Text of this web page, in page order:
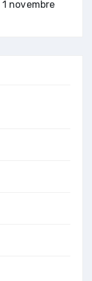
1 novembre